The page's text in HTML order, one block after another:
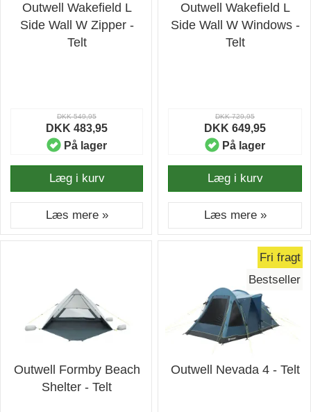
Outwell Wakefield L
Side Wall W Zipper -
Telt
DKK 549,95
DKK 483,95
På lager
Læg i kurv
Læs mere »
Outwell Wakefield L
Side Wall W Windows -
Telt
DKK 729,95
DKK 649,95
På lager
Læg i kurv
Læs mere »
Outwell Formby Beach
Shelter - Telt
Fri fragt
Bestseller
Outwell Nevada 4 - Telt